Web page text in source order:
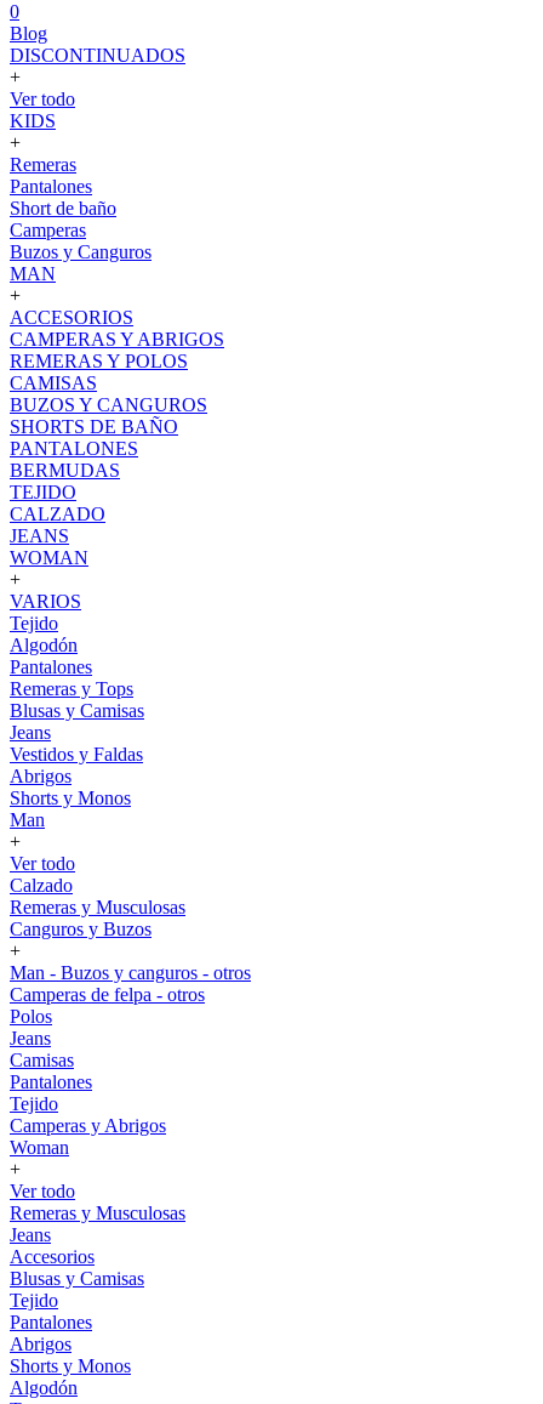
0
Blog
DISCONTINUADOS
+
Ver todo
KIDS
+
Remeras
Pantalones
Short de baño
Camperas
Buzos y Canguros
MAN
+
ACCESORIOS
CAMPERAS Y ABRIGOS
REMERAS Y POLOS
CAMISAS
BUZOS Y CANGUROS
SHORTS DE BAÑO
PANTALONES
BERMUDAS
TEJIDO
CALZADO
JEANS
WOMAN
+
VARIOS
Tejido
Algodón
Pantalones
Remeras y Tops
Blusas y Camisas
Jeans
Vestidos y Faldas
Abrigos
Shorts y Monos
Man
+
Ver todo
Calzado
Remeras y Musculosas
Canguros y Buzos
+
Man - Buzos y canguros - otros
Camperas de felpa - otros
Polos
Jeans
Camisas
Pantalones
Tejido
Camperas y Abrigos
Woman
+
Ver todo
Remeras y Musculosas
Jeans
Accesorios
Blusas y Camisas
Tejido
Pantalones
Abrigos
Shorts y Monos
Algodón